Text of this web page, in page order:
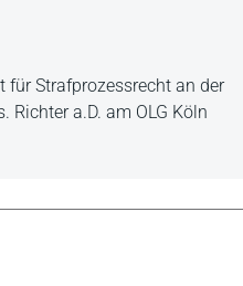
für Strafprozessrecht an der
Richter a.D. am OLG Köln
wissen sie, wo die